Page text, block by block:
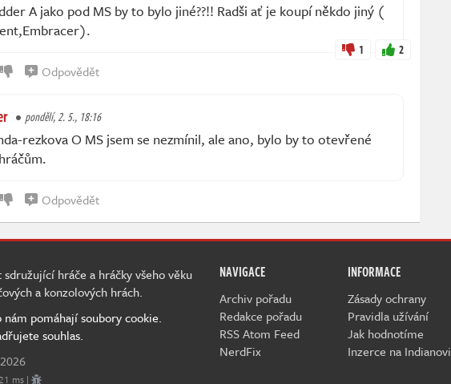
A jako pod MS by to bylo jiné??!! Radši ať je koupí někdo jiný (
1 2
Odpovědět
pondělí, 2. 5., 18:16
rezkova O MS jsem se nezmínil, ale ano, bylo by to otevřené
Odpovědět
NAVIGACE
Archiv pořadu
Redakce pořadu
RSS Atom Feed
NerdFix
INFORMACE
Zásady ochrany
Pravidla užívání
Jak hodnotíme
Inzerce na Indianovi
hráče a hráčky všeho věku
a konzolových hrách.
pomáhají soubory cookie.
souhlas.
ms |